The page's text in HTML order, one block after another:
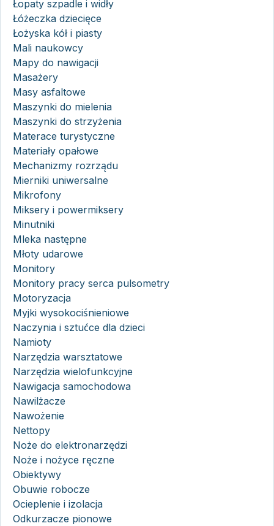
Łopaty szpadle i widły
Łóżeczka dziecięce
Łożyska kół i piasty
Mali naukowcy
Mapy do nawigacji
Masażery
Masy asfaltowe
Maszynki do mielenia
Maszynki do strzyżenia
Materace turystyczne
Materiały opałowe
Mechanizmy rozrządu
Mierniki uniwersalne
Mikrofony
Miksery i powermiksery
Minutniki
Mleka następne
Młoty udarowe
Monitory
Monitory pracy serca pulsometry
Motoryzacja
Myjki wysokociśnieniowe
Naczynia i sztućce dla dzieci
Namioty
Narzędzia warsztatowe
Narzędzia wielofunkcyjne
Nawigacja samochodowa
Nawilżacze
Nawożenie
Nettopy
Noże do elektronarzędzi
Noże i nożyce ręczne
Obiektywy
Obuwie robocze
Ocieplenie i izolacja
Odkurzacze pionowe